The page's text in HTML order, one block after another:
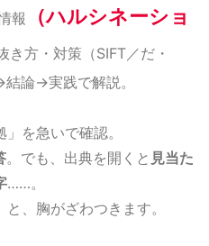
報
（ハルシネーショ
き方・対策（SIFT／だ・
論→実践で解説。
を急いで確認。
。でも、出典を開くと 見当た
……。
、胸がざわつきます。